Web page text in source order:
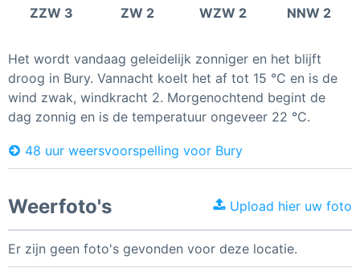
ZZW 3 ZW 2 WZW 2 NNW 2
Het wordt vandaag geleidelijk zonniger en het blijft
droog in Bury. Vannacht koelt het af tot 15 °C en is de
wind zwak, windkracht 2. Morgenochtend begint de
dag zonnig en is de temperatuur ongeveer 22 °C.
48 uur weersvoorspelling voor Bury
Weerfoto's Upload hier uw foto
Er zijn geen foto's gevonden voor deze locatie.